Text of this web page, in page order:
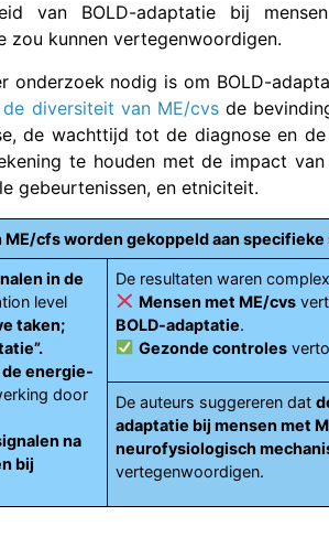
van BOLD-adaptatie bij
zou kunnen vertegenwoordigen.
onderzoek nodig is om BOLD-
de diversiteit van ME/cvsde
de wachttijd tot de diagnose en
te houden met de impact
gebeurtenissen, en etniciteit.
cfs worden gekoppeld aan
in de
level
taken;
energie-
door
na
bij
De resultaten waren
Mensen met ME/cvs
BOLD-adaptatie.
Gezonde controles
De auteurs suggereren dat
adaptatie bij mensen met
neurofysiologisch
vertegenwoordigen.